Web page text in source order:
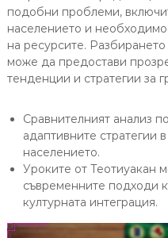
подобни проблеми,
населението и
на ресурсите.
може да предостави
тенденции и стратегии за
Сравнителният анализ
адаптивните стратегии
населението.
Уроките от Теотиуакан
съвременните подходи
културната интеграция.